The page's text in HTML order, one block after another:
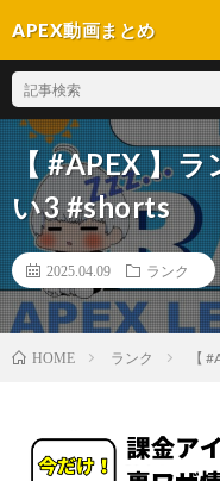
APEX動画まとめ
【 #APEX 】
い3 #shorts
2025.04.09 ランク
HOME ランク 【